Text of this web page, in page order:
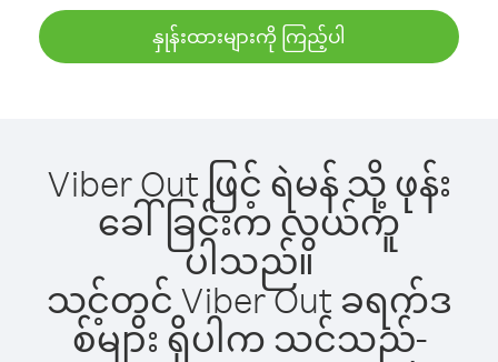
နှုန်းထားများကို ကြည့်ပါ
Viber Out ဖြင့် ရဲမန် သို့ ဖုန်း
ခေါ်ခြင်းက လွယ်ကူ
ပါသည်။
သင့်တွင် Viber Out ခရက်ဒ
စ်များ ရှိပါက သင်သည်-